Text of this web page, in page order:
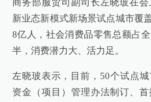
商务部服贸司副司长左晓玻在
新业态新模式新场景试点城市覆
8亿人，社会消费品零售总额占
半，消费潜力大、活力足。
左晓玻表示，目前，50个试点
资金（项目）管理办法制订、